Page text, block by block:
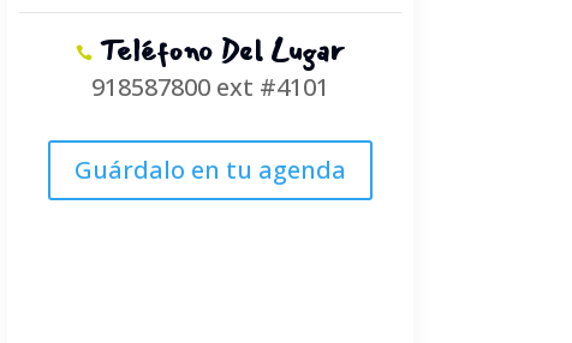
Teléfono Del Lugar
918587800 ext #4101
Guárdalo en tu agenda